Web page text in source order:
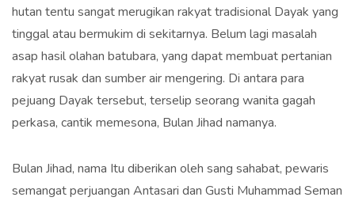
hutan tentu sangat merugikan rakyat tradisional Dayak yang
tinggal atau bermukim di sekitarnya. Belum lagi masalah
asap hasil olahan batubara, yang dapat membuat pertanian
rakyat rusak dan sumber air mengering. Di antara para
pejuang Dayak tersebut, terselip seorang wanita gagah
perkasa, cantik memesona, Bulan Jihad namanya.
Bulan Jihad, nama Itu diberikan oleh sang sahabat, pewaris
semangat perjuangan Antasari dan Gusti Muhammad Seman